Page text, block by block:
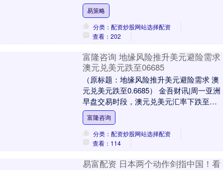
待这次诉讼？ 答：金通灵案是继康美药业
（600....
易策略
分类：配资炒股网站选择配资
查看：202
富隆咨询 地缘风险推升美元避险需求
澳元兑美元跌至06685
（原标题：地缘风险推升美元避险需求 澳
元兑美元跌至0.6685） 金吾财讯|周一亚洲
早盘交易时段，澳元兑美元汇率下跌至
0.6685附近。美国逮捕委内瑞拉总统马
杜....
富隆咨询
分类：配资炒股网站选择配资
查看：114
易富配资 日本两个动作剑指中国！看